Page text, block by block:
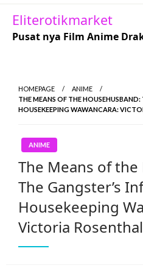
Skip
content
Eliterotikmarket
Pusat nya Film Anime
HOMEPAGE
ANIME
THE MEANS OF THE
HOUSEKEEPING WAWANCARA:
ANIME
The Means of
The Gangster’s
Housekeeping
Victoria